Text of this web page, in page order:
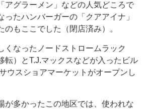
アグラーメン」などの人気どころで
ったハンバーガーの「クアアイナ」
のもここでした（閉店済み）。
くなったノードストロームラック
転）とT.J.マックスなどが入ったビル
ウスショアマーケットがオープンし
が多かったこの地区では、使われな